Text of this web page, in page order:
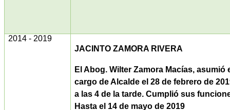
2014 - 2019
JACINTO ZAMORA RIVERA
El Abog. Wilter Zamora Macías, asumió
cargo de Alcalde el 28 de febrero de
a las 4 de la tarde. Cumplió sus
Hasta el 14 de mayo de 2019